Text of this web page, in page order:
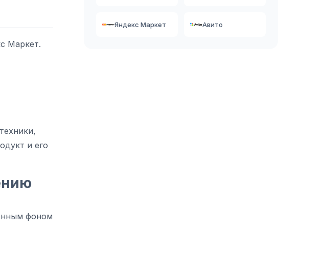
Маркет.
и его
фоном
Яндекс Маркет Авито